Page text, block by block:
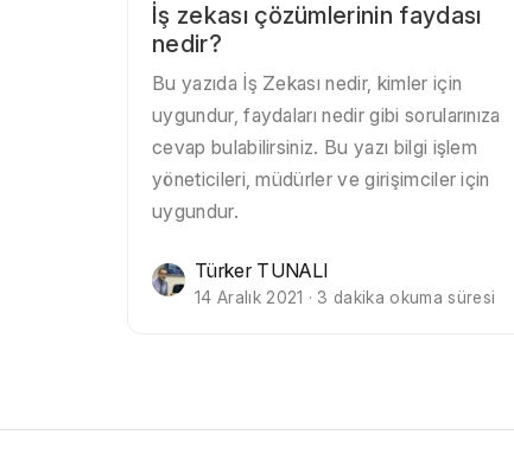
İş zekası çözümlerinin faydası
nedir?
Bu yazıda İş Zekası nedir, kimler için
uygundur, faydaları nedir gibi sorularınıza
cevap bulabilirsiniz. Bu yazı bilgi işlem
yöneticileri, müdürler ve girişimciler için
uygundur.
Türker TUNALI
14 Aralık 2021 · 3 dakika okuma süresi